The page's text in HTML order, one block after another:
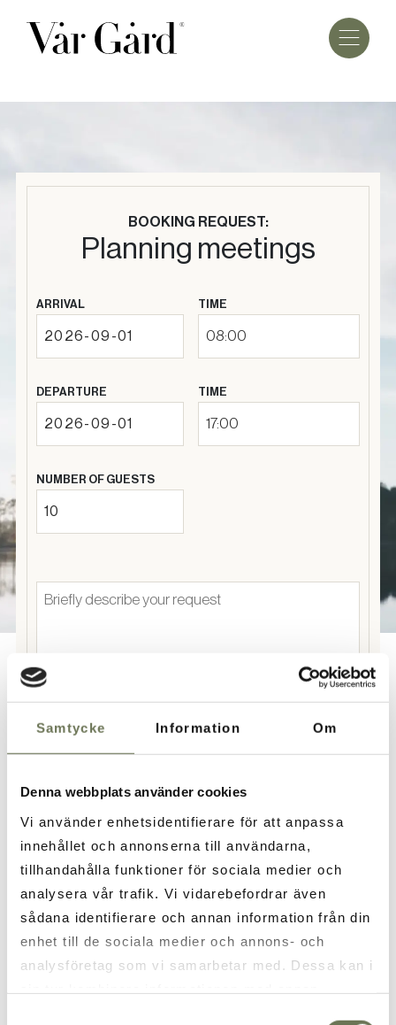
Samtycke Information Om
Denna webbplats använder cookies
Vi använder enhetsidentifierare för att anpassa
innehållet och annonserna till användarna,
tillhandahålla funktioner för sociala medier och
analysera vår trafik. Vi vidarebefordrar även
sådana identifierare och annan information från din
enhet till de sociala medier och annons- och
analysföretag som vi samarbetar med. Dessa kan i
BOOKING REQUEST:
Planning meetings
ARRIVAL TIME
08:00
DEPARTURE TIME
17:00
NUMBER OF GUESTS